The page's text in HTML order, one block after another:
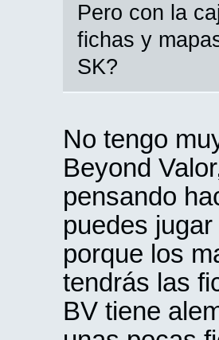
Pero con la
fichas y
SK?
No tengo
Beyond
pensando
puedes
porque los
tendrás las
BV tiene